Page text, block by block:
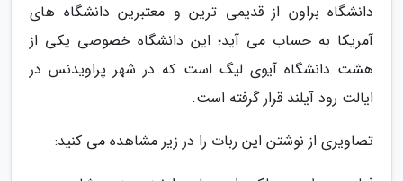
دانشگاه براون از قدیمی ترین و معتبرین دانشگاه های
آمریکا به حساب می آید؛ این دانشگاه خصوصی یکی از
هشت دانشگاه آیوی لیگ است که در شهر پراویدنس در
ایالت رود آیلند قرار گرفته است.
تصاویری از نوشتن این ربات را در زیر مشاهده می کنید: